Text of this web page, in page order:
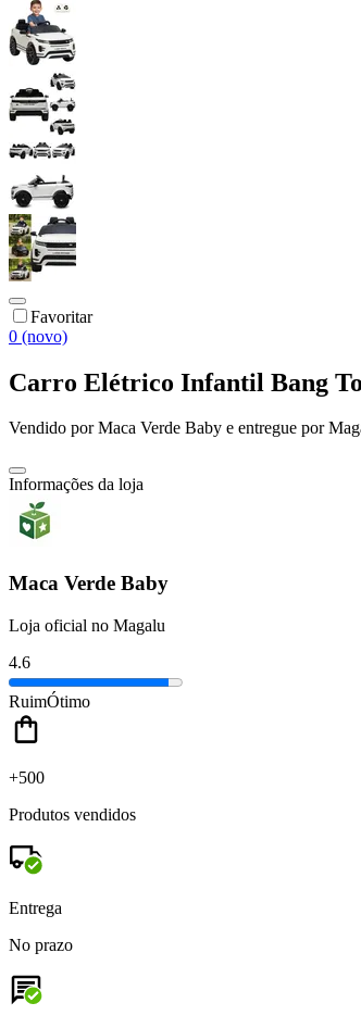
Favoritar
0 (novo)
Carro Elétrico Infantil Bang
Vendido porMaca Verde Baby e entregue por
Informações da loja
Maca Verde Baby
Loja oficial no Magalu
4.6
RuimÓtimo
+500
Produtos vendidos
Entrega
No prazo